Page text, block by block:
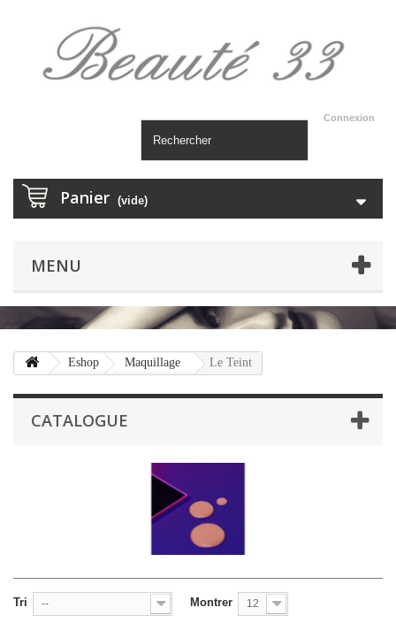
Connexion
Panier (vide)
MENU
Eshop Maquillage Le Teint
CATALOGUE
Tri -- Montrer 12